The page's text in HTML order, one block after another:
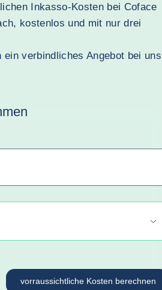
Inkasso-Kosten bei Coface
kostenlos und mit nur drei
ein verbindliches Angebot bei uns
vorraussichtliche Kosten berechnen